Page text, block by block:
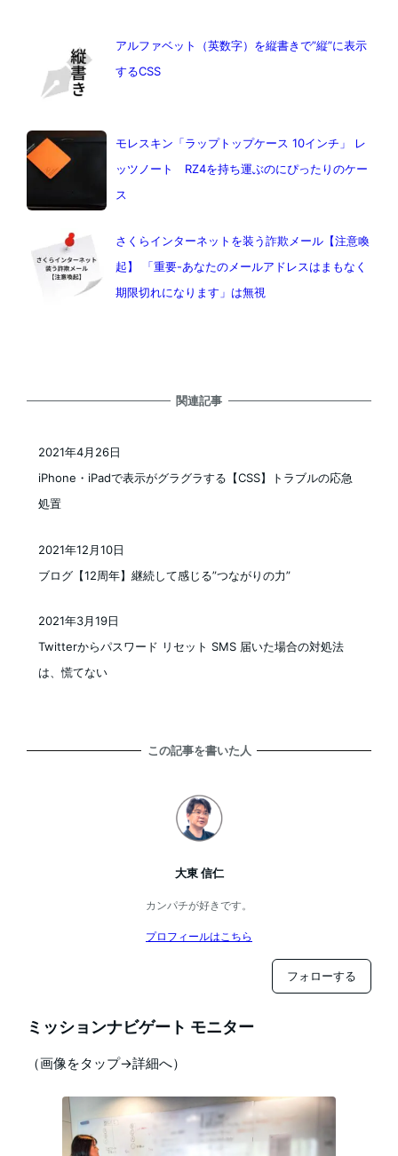
アルファベット（英数字）を縦書きで”縦”に表示
するCSS
モレスキン「ラップトップケース 10インチ」 レ
ッツノート RZ4を持ち運ぶのにぴったりのケー
ス
さくらインターネットを装う詐欺メール【注意喚
起】 「重要-あなたのメールアドレスはまもなく
期限切れになります」は無視
関連記事
iPhone・iPadで表示がグラグラする【CSS】トラブルの応急
処置
2021年4月26日
ブログ【12周年】継続して感じる”つながりの力”
投稿日
2021年12月10日
Twitterからパスワード リセット SMS 届いた場合の対処法
は、慌てない
2021年3月19日
この記事を書いた人
大東 信仁
カンパチが好きです。
プロフィールはこちら
フォローする
ミッションナビゲート モニター
（画像をタップ→詳細へ）